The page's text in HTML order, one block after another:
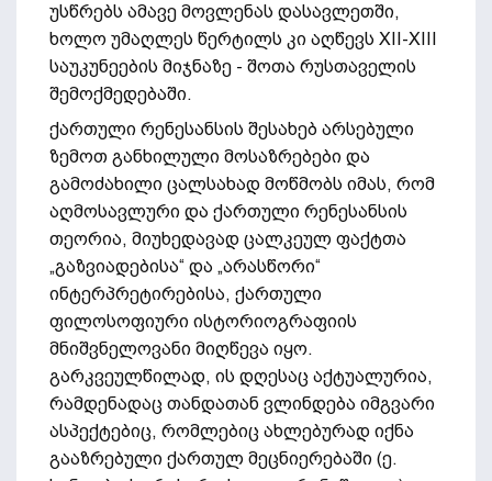
უსწრებს ამავე მოვლენას დასავლეთში,
ხოლო უმაღლეს წერტილს კი აღწევს XII-XIII
საუკუნეების მიჯნაზე - შოთა რუსთაველის
შემოქმედებაში.
ქართული რენესანსის შესახებ არსებული
ზემოთ განხილული მოსაზრებები და
გამოძახილი ცალსახად მოწმობს იმას, რომ
აღმოსავლური და ქართული რენესანსის
თეორია, მიუხედავად ცალკეულ ფაქტთა
„გაზვიადებისა“ და „არასწორი“
ინტერპრეტირებისა, ქართული
ფილოსოფიური ისტორიოგრაფიის
მნიშვნელოვანი მიღწევა იყო.
გარკვეულწილად, ის დღესაც აქტუალურია,
რამდენადაც თანდათან ვლინდება იმგვარი
ასპექტებიც, რომლებიც ახლებურად იქნა
გააზრებული ქართულ მეცნიერებაში (ე.